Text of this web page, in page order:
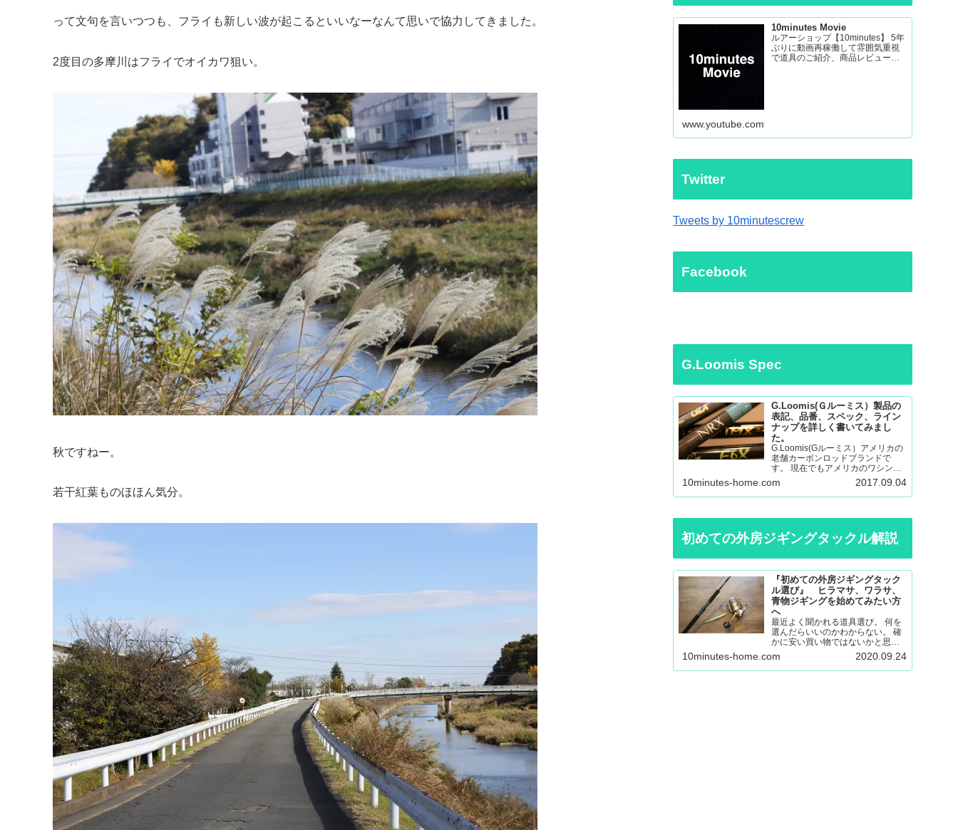
って文句を言いつつも、フライも新しい波が起こるといいなーなんて思いで協力してきました。
2度目の多摩川はフライでオイカワ狙い。
秋ですねー。
若干紅葉ものほほん気分。
10minutes Movie
ルアーショップ【10minutes】 5年
ぶりに動画再稼働して雰囲気重視
で道具のご紹介、商品レビューか
www.youtube.com
Twitter
Tweets by 10minutescrew
Facebook
G.Loomis Spec
G.Loomis(Ｇルーミス）製品の
表記、品番、スペック、ライン
ナップを詳しく書いてみまし
た。
G.Loomis(Gルーミス）アメリカの
老舗カーボンロッドブランドで
す。 現在でもアメリカのワシント
ン州の工場で生産されているmade
in ＵＳＡのロッドになります。 フ
ライロッド、バスロッド、、サー
ウォール…
10minutes-home.com 2017.09.04
初めての外房ジギングタックル解説
『初めての外房ジギングタック
ル選び』 ヒラマサ、ワラサ、
青物ジギングを始めてみたい方
へ
最近よく聞かれる道具選び。 何を
選んだらいいのかわからない。 確
かに安い買い物ではないかと思い
ますので不安も大きいと思いま
す。 調べても色々な意見があると
思うので更に悩んでしまったり。
10minutes-home.com 2020.09.24